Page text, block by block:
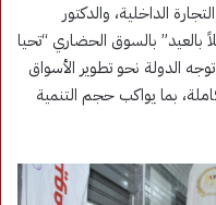
الداخلية، والدكتور
بالعيد” بالسوق الحضاري “تحيا
الدولة نحو تطوير الأسواق
بما يواكب حجم التنمية